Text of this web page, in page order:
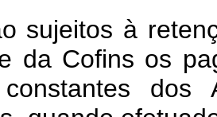
sujeitos à
da Cofins os
constantes